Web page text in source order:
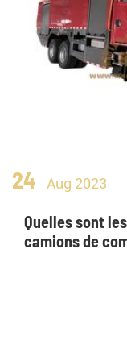
24 Aug 2023
Quelles sont
camions de